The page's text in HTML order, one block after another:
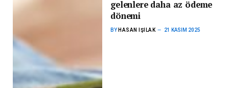
gelenlere daha az ödeme
dönemi
BY HASAN IŞILAK 21 KASIM 2025